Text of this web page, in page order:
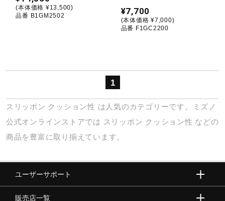
ソフトボール
柔道
(本体価格 ¥13,500)
品番 B1GM2502
¥7,700
(本体価格 ¥7,000)
品番 F1GC2200
1
スリッポン クッション性 は人気のカテゴリーです。ミズノ
公式オンラインストアでは スリッポン クッション性 などの
商品を豊富に取り揃えています。
ユーザーサポート
販売店一覧